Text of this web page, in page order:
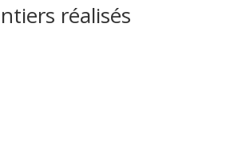
réalisés